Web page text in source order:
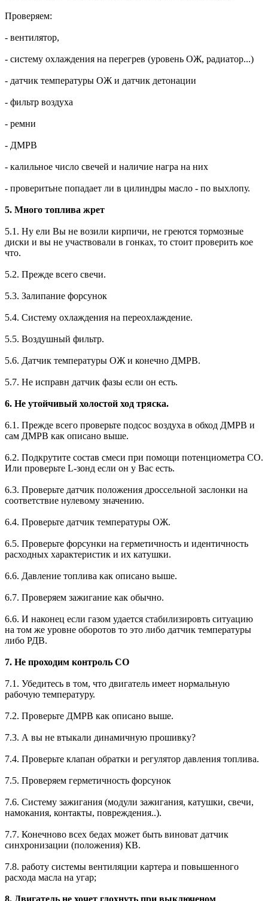
Проверяем:
- вентилятор,
- систему охлаждения на перегрев (уровень ОЖ, радиатор...)
- датчик температуры ОЖ и датчик детонации
- фильтр воздуха
- ремни
- ДМРВ
- калильное число свечей и наличие награ на них
- проверитьне попадает ли в цилиндры масло - по выхлопу.
5. Много топлива жрет
5.1. Ну ели Вы не возили кирпичи, не греются тормозные
диски и вы не участвовали в гонках, то стоит проверить кое
что.
5.2. Прежде всего свечи.
5.3. Залипание форсунок
5.4. Систему охлаждения на переохлаждение.
5.5. Воздушный фильтр.
5.6. Датчик температуры ОЖ и конечно ДМРВ.
5.7. Не исправн датчик фазы если он есть.
6. Не утойчивый холостой ход тряска.
6.1. Прежде всего проверьте подсос воздуха в обход ДМРВ и
сам ДМРВ как описано выше.
6.2. Подкрутите состав смеси при помощи потенциометра СО.
Или проверьте L-зонд если он у Вас есть.
6.3. Проверьте датчик положения дроссельной заслонки на
соответствие нулевому значению.
6.4. Проверьте датчик температуры ОЖ.
6.5. Проверьте форсунки на герметичность и идентичность
расходных характеристик и их катушки.
6.6. Давление топлива как описано выше.
6.7. Проверяем зажигание как обычно.
6.6. И наконец если газом удается стабилизировть ситуацию
на том же уровне оборотов то это либо датчик температуры
либо РДВ.
7. Не проходим контроль СО
7.1. Убедитесь в том, что двигатель имеет нормальную
рабочую температуру.
7.2. Проверьте ДМРВ как описано выше.
7.3. А вы не втыкали динамичную прошивку?
7.4. Проверьте клапан обратки и регулятор давления топлива.
7.5. Проверяем герметичность форсунок
7.6. Систему зажигания (модули зажигания, катушки, свечи,
намокания, контакты, повреждения..).
7.7. Конечново всех бедах может быть виноват датчик
синхронизации (положения) КВ.
7.8. работу системы вентиляции картера и повышенного
расхода масла на угар;
8. Двигатель не хочет глохнуть при выключеном